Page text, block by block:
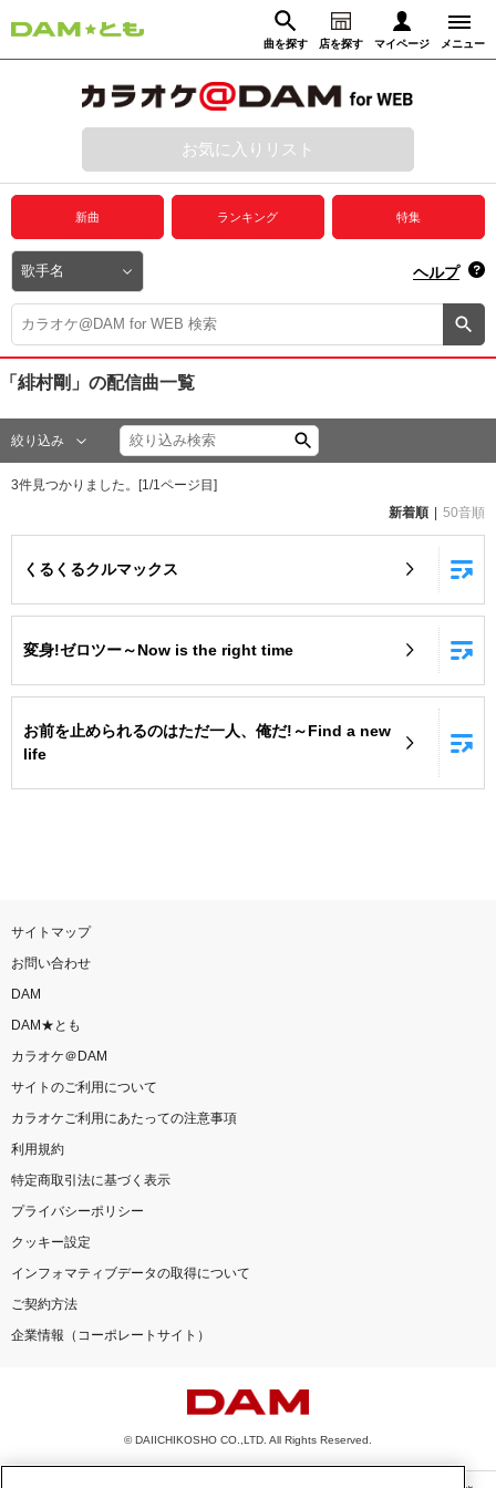
曲を探す 店を探す マイページ メニュー
動画からさがす 録音からさがす
ログイン
プレミアムサービス
DAM★とも動画
DAM★とも録音
カラオケ＠DAM
ユーザー検索
DAMの新曲・ランキングなど
家族や友達と一緒に！練習にも！
お気に入りリスト
新曲 ランキング 特集
ヘルプ
「緋村剛」 の配信曲一覧
絞り込み
3件見つかりました。[1 /1 ページ目]
新着順
50音順
くるくるクルマックス
変身!ゼロツー～Now is the right time
お前を止められるのはただ一人、俺だ!～Find a new
life
サイトマップ
お問い合わせ
DAM
DAM★とも
カラオケ＠DAM
サイトのご利用について
カラオケご利用にあたっての注意事項
利用規約
特定商取引法に基づく表示
プライバシーポリシー
クッキー設定
インフォマティブデータの取得について
ご契約方法
企業情報（コーポレートサイト）
© DAIICHIKOSHO CO.,LTD. All Rights Reserved.